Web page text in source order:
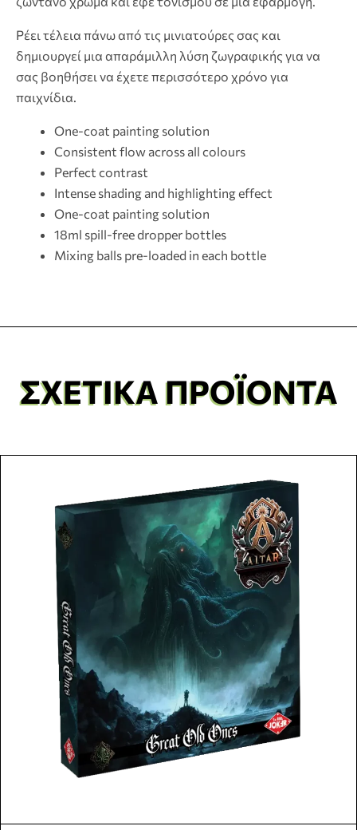
Ρέει τέλεια πάνω από τις μινιατούρες σας και
δημιουργεί μια απαράμιλλη λύση ζωγραφικής για να
σας βοηθήσει να έχετε περισσότερο χρόνο για
παιχνίδια.
One-coat painting solution
Consistent flow across all colours
Perfect contrast
Intense shading and highlighting effect
One-coat painting solution
18ml spill-free dropper bottles
Mixing balls pre-loaded in each bottle
ΣΧΕΤΙΚΆ ΠΡΟΪΌΝΤΑ